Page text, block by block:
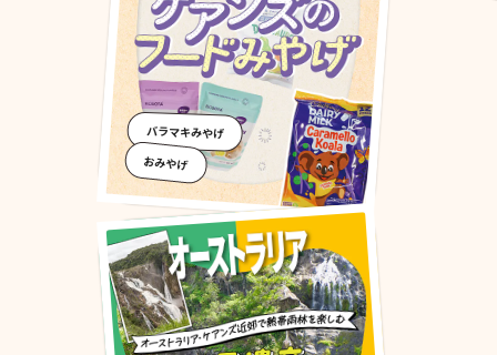
バラマキみやげ
おみやげ